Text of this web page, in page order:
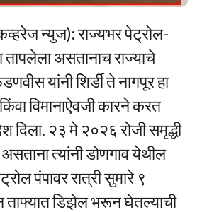
न्युज): राज्यभर पेट्रोल-
तापलेला असतानाच राज्याचे
यांनी शिर्डी ते नागपूर हा
विमानाऐवजी कारने करत
दिला. २३ मे २०२६ रोजी समृद्धी
त्यांनी डोणगाव येथील
पंपावर रात्री सुमारे ९
ताफ्यात डिझेल भरून घेतल्याची